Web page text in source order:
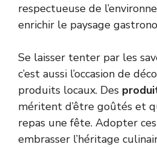
respectueuse de
enrichir le paysage
Se laisser tenter par les
c’est aussi l’occasion de
produits locaux. Des
méritent d’être goûtés et
repas une fête. Adopter ces
embrasser l’héritage